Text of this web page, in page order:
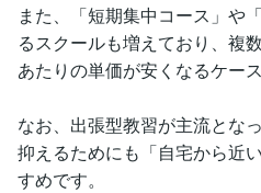
また、「短期集中コース」や
るスクールも増えており、複
あたりの単価が安くなるケー
なお、出張型教習が主流とな
抑えるためにも「自宅から近
すめです。